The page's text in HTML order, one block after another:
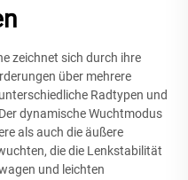
zeichnet sich durch ihre
über mehrere
Radtypen und
dynamische Wuchtmodus
als auch die äußere
die die Lenkstabilität
und leichten